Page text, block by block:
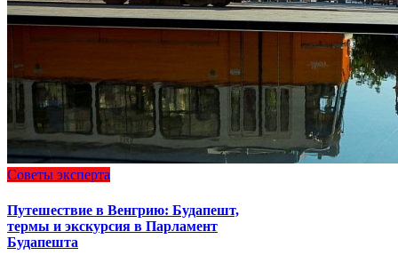
Советы эксперта
Путешествие в Венгрию: Будапешт,
термы и экскурсия в Парламент
Будапешта